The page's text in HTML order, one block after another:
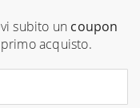
subito un coupon
acquisto.